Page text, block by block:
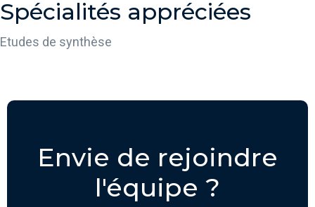
Spécialités appréciées
Etudes de synthèse
Envie de rejoindre
l'équipe ?